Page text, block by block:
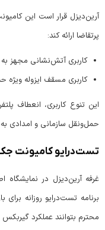
آرین‌دیزل قرار است این
پرتقاضا ارائه کند:
کاربری آتش‌نشانی مجهز
کاربری مسقف ایزوله ویژه
حمل‌ونقل سازمانی و امدادی
تست‌درایو کامیونت
غرفه آرین‌دیزل در
برنامه تست‌درایو روزانه برای
محترم بتوانند عملکرد